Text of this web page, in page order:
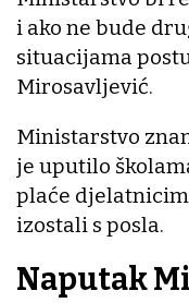
i ako ne bude
situacijama
Mirosavljević.
Ministarstvo
je uputilo
plaće
izostali s posla.
Naputak